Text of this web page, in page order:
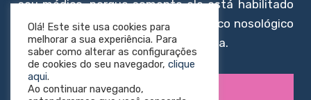
seu médico, porque somente ele está habilitado
a realizar a formulação do diagnóstico nosológico
e a respectiva prescrição terapêutica.
Política de privacidade
Olá! Este site usa cookies para
melhorar a sua experiência. Para
saber como alterar as configurações
de cookies do seu navegador, clique
aqui.
Ao continuar navegando,